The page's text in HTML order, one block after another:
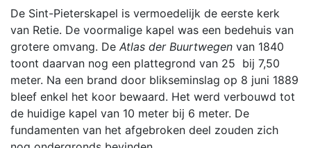
De Sint-Pieterskapel is vermoedelijk de eerste kerk
van Retie. De voormalige kapel was een bedehuis van
grotere omvang. De Atlas der Buurtwegen van 1840
toont daarvan nog een plattegrond van 25 bij 7,50
meter. Na een brand door blikseminslag op 8 juni 1889
bleef enkel het koor bewaard. Het werd verbouwd tot
de huidige kapel van 10 meter bij 6 meter. De
fundamenten van het afgebroken deel zouden zich